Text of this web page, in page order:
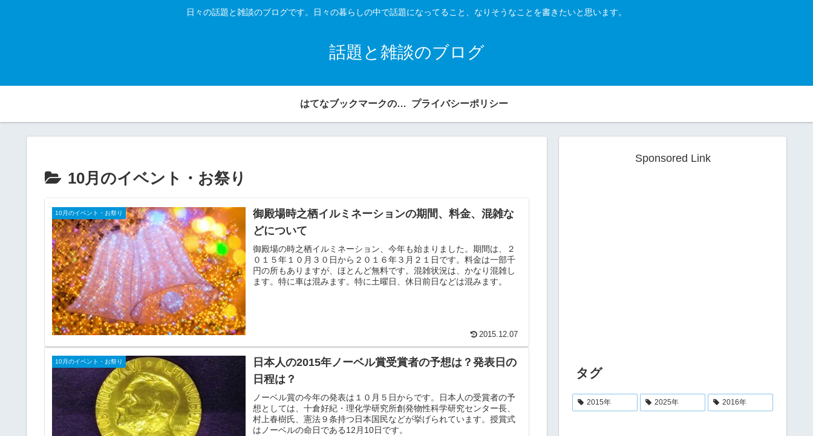
日々の話題と雑談のブログです。日々の暮らしの中で話題になってること、なりそうなことを書きたいと思います。
話題と雑談のブログ
はてなブックマークのタグの入力を簡単にするスクリプト プライバシーポリシー
10月のイベント・お祭り
10月のイベント・お祭り
御殿場時之栖イルミネーションの期間、料金、混雑な
どについて
御殿場の時之栖イルミネーション、今年も始まりました。期間は、２
０１５年１０月３０日から２０１６年３月２１日です。料金は一部千
円の所もありますが、ほとんど無料です。混雑状況は、かなり混雑し
ます。特に車は混みます。特に土曜日、休日前日などは混みます。
2015.12.07
10月のイベント・お祭り
日本人の2015年ノーベル賞受賞者の予想は？発表日の
日程は？
ノーベル賞の今年の発表は１０月５日からです。日本人の受賞者の予
想としては、十倉好紀・理化学研究所創発物性科学研究センター長、
村上春樹氏、憲法９条持つ日本国民などが挙げられています。授賞式
はノーベルの命日である12月10日です。
Sponsored Link
タグ
2015年 2025年 2016年